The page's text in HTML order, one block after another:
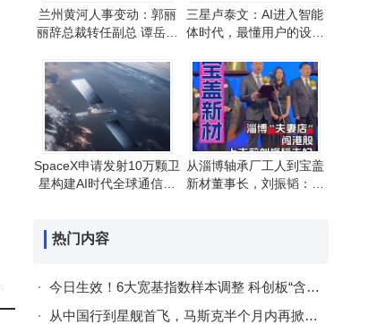
兰州黄河人事变动：郭丽
丽辞总裁转任副总 谭岳鑫
三星卢泰文：AI进入智能
体时代，最懂用户的设备
SpaceX申请发射10万颗卫
星构建AI时代全球通信基
从淄博轴承厂工人到宝盖
新材董事长，刘振韬：以
热门内容
今日生效！6大宽基指数样本调整 科创板“含科量”升级 硬核科技成主线
从中国行到星舰首飞，马斯克半个月内再掀全球关注热潮